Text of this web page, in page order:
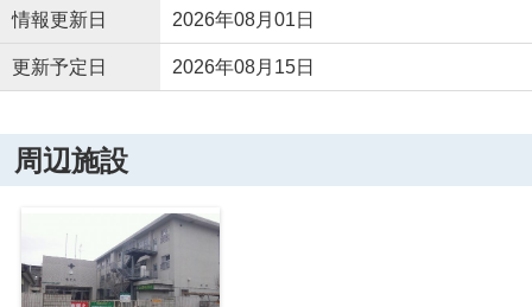
情報更新日 2026年08月01日
更新予定日 2026年08月15日
周辺施設